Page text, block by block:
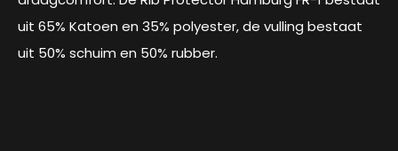
uit 65% Katoen en 35% polyester, de vulling bestaat
uit 50% schuim en 50% rubber.